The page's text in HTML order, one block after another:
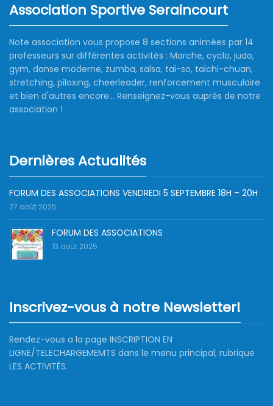
Association Sportive Seraincourt
Note association vous propose 8 sections animées par 14
professeurs sur différentes activités : Marche, cyclo, judo,
gym, danse moderne, zumba, salsa, taï-so, taïchi-chuan,
stretching, piloxing, cheerleader, renforcement musculaire
et bien d'autres encore... Renseignez-vous auprès de notre
association !
Dernières Actualités
FORUM DES ASSOCIATIONS VENDREDI 5 SEPTEMBRE 18H – 20H
27 août 2025
FORUM DES ASSOCIATIONS
13 août 2025
Inscrivez-vous à notre Newsletter!
Rendez-vous a la page INSCRIPTION EN
LIGNE/TELECHARGEMEMTS dans le menu principal, rubrique
LES ACTIVITÉS.